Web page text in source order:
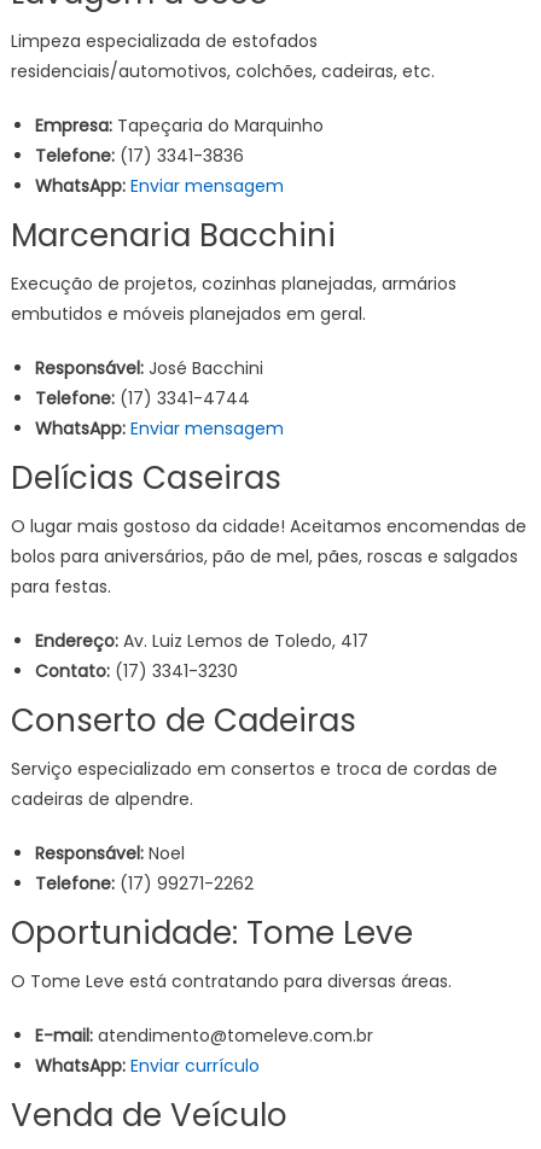
Limpeza especializada de estofados
residenciais/automotivos, colchões, cadeiras, etc.
Empresa:Tapeçaria do Marquinho
Telefone:(17) 3341-3836
WhatsApp: Enviar mensagem
Marcenaria Bacchini
Execução de projetos, cozinhas planejadas, armários
embutidos e móveis planejados em geral.
Responsável:José Bacchini
Telefone:(17) 3341-4744
WhatsApp: Enviar mensagem
Delícias Caseiras
O lugar mais gostoso da cidade! Aceitamos encomendas de
bolos para aniversários, pão de mel, pães, roscas e salgados
para festas.
Endereço:Av. Luiz Lemos de Toledo, 417
Contato:(17) 3341-3230
Conserto de Cadeiras
Serviço especializado em consertos e troca de cordas de
cadeiras de alpendre.
Responsável:Noel
Telefone:(17) 99271-2262
Oportunidade: Tome Leve
O Tome Leve está contratando para diversas áreas.
E-mail:atendimento@tomeleve.com.br
WhatsApp: Enviar currículo
Venda de Veículo